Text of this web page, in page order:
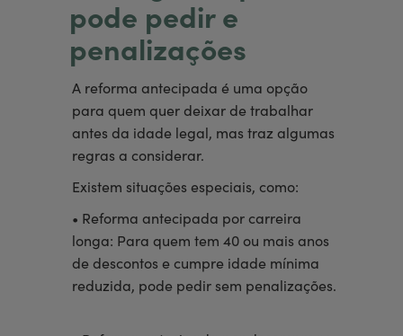
pode pedir e
penalizações
A reforma antecipada é uma opção
para quem quer deixar de trabalhar
antes da idade legal, mas traz algumas
regras a considerar.
Existem situações especiais, como:
• Reforma antecipada por carreira
longa: Para quem tem 40 ou mais anos
de descontos e cumpre idade mínima
reduzida, pode pedir sem penalizações.